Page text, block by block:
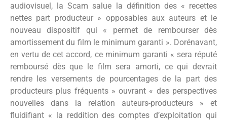
audiovisuel, la Scam salue la définition des « recettes
nettes part producteur » opposables aux auteurs et le
nouveau dispositif qui « permet de rembourser dès
amortissement du film le minimum garanti ». Dorénavant,
en vertu de cet accord, ce minimum garanti « sera réputé
remboursé dès que le film sera amorti, ce qui devrait
rendre les versements de pourcentages de la part des
producteurs plus fréquents » ouvrant « des perspectives
nouvelles dans la relation auteurs-producteurs » et
fluidifiant « la reddition des comptes d’exploitation qui